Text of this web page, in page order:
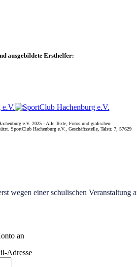
ausgebildete Ersthelfer:
e.V. 2025 - Alle Texte, Fotos und grafischen
SportClub Hachenburg e.V., Geschäftsstelle, Talstr. 7, 57629
wegen einer schulischen Veranstaltung
an
Adresse